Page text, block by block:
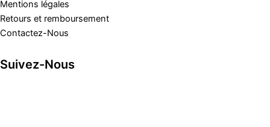
Mentions légales
Retours et remboursement
Contactez-Nous
Suivez-Nous